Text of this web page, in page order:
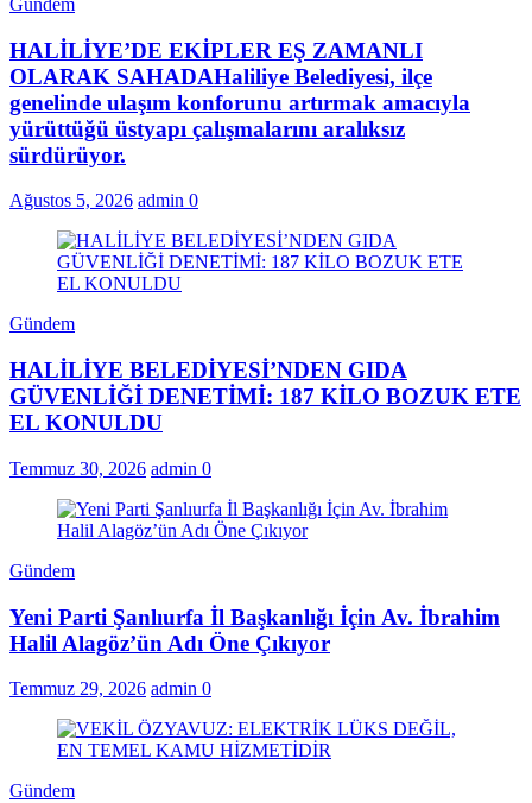
Gündem
HALİLİYE’DE EKİPLER EŞ ZAMANLI
OLARAK SAHADAHaliliye Belediyesi, ilçe
genelinde ulaşım konforunu artırmak amacıyla
yürüttüğü üstyapı çalışmalarını aralıksız
sürdürüyor.
Ağustos 5, 2026 admin 0
Gündem
HALİLİYE BELEDİYESİ’NDEN GIDA
GÜVENLİĞİ DENETİMİ: 187 KİLO BOZUK ETE
EL KONULDU
Temmuz 30, 2026 admin 0
Gündem
Yeni Parti Şanlıurfa İl Başkanlığı İçin Av. İbrahim
Halil Alagöz’ün Adı Öne Çıkıyor
Temmuz 29, 2026 admin 0
Gündem